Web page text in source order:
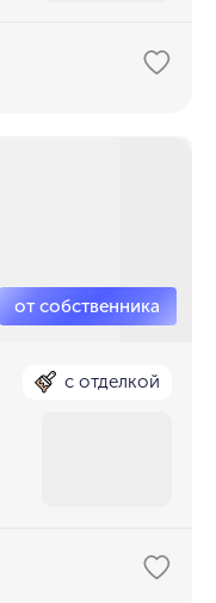
с отделкой